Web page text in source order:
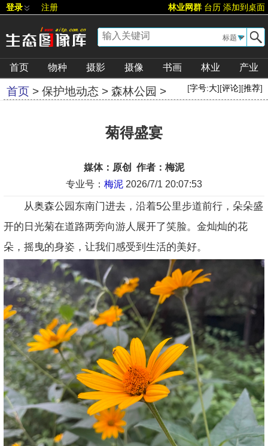
登录 注册 林业网群 台历 添加到桌面
▼
首页 物种 摄影 摄像 书画 林业 产业
首页 > 保护地动态 > 森林公园 > [字号:大][评论][推荐]
菊得盛宴
媒体：原创 作者：梅泥
专业号： 梅泥 2026/7/1 20:07:53
从奥森公园东南门进去，沿着5公里步道前行，朵朵盛
开的日光菊在道路两旁向游人展开了笑脸。金灿灿的花
朵，摇曳的身姿，让我们感受到生活的美好。